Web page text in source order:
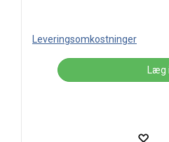
Leveringsomkostninger